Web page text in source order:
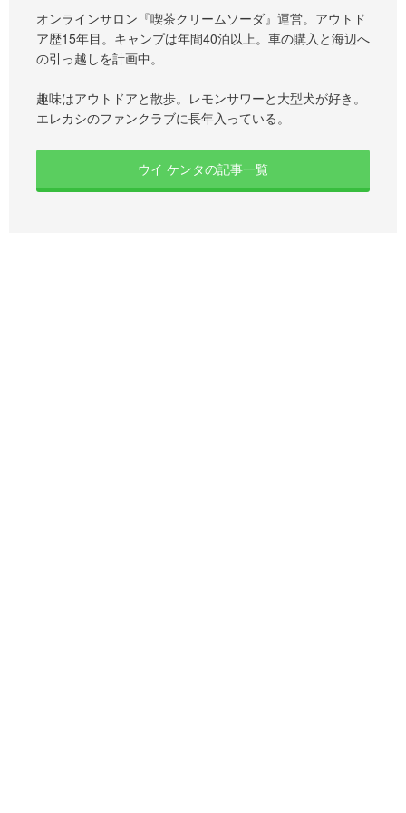
オンラインサロン『喫茶クリームソーダ』運営。アウトド
ア歴15年目。キャンプは年間40泊以上。車の購入と海辺へ
の引っ越しを計画中。
趣味はアウトドアと散歩。レモンサワーと大型犬が好き。
エレカシのファンクラブに長年入っている。
ウイ ケンタの記事一覧